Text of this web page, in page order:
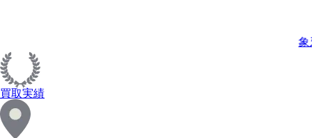
象
買取実績